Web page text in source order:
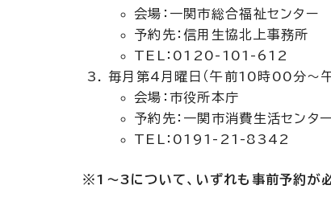
会場：一関市総合福祉センター
予約先：信用生協北上事務所
TEL：0120-101-612
毎月第4月曜日（午前10時00分～
会場：市役所本庁
予約先：一関市消費生活センター
TEL：0191-21-8342
※1～3について、いずれも事前予約が必